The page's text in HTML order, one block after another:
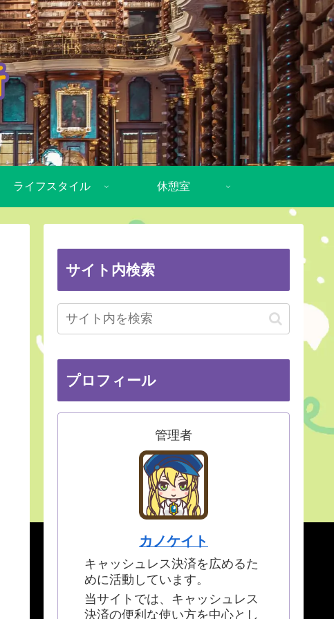
ライフスタイル 休憩室
サイト内検索
プロフィール
管理者
カノケイト
キャッシュレス決済を広めるた
めに活動しています。
当サイトでは、キャッシュレス
決済の便利な使い方を中心とし